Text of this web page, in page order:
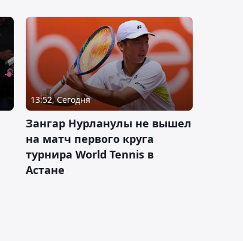
13:52, Сегодня
Зангар Нурланулы не вышел
на матч первого круга
турнира World Tennis в
Астане